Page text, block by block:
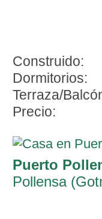
Construido:
Dormitorios:
Terraza/
Precio:
Puerto
Pollensa